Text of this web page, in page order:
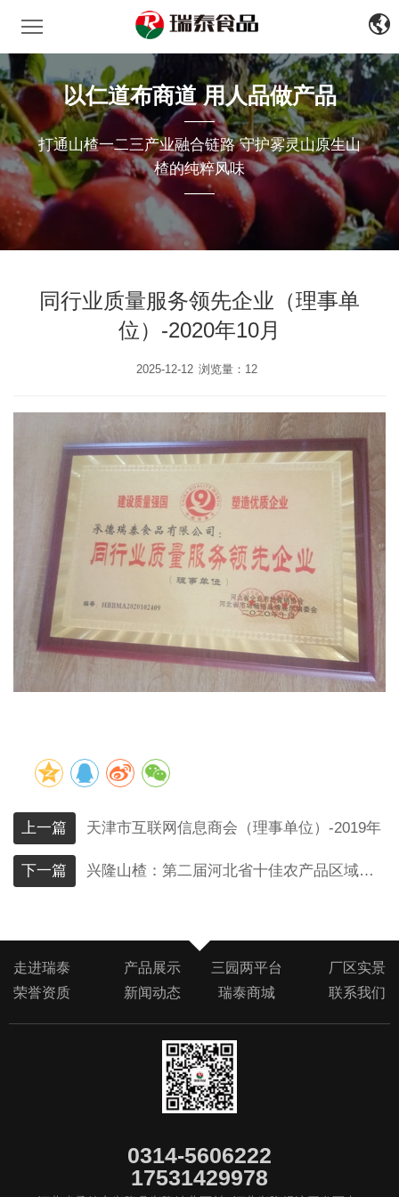
文
EN
瑞泰食品
以仁道布商道 用人品做产品
——
打通山楂一二三产业融合链路 守护雾灵山原生山
楂的纯粹风味
——
同行业质量服务领先企业（理事单
位）-2020年10月
2025-12-12 浏览量：12
上一篇 天津市互联网信息商会（理事单位）-2019年
下一篇 兴隆山楂：第二届河北省十佳农产品区域公用品牌-2017年9月
走进瑞泰 产品展示 三园两平台
厂区实景
荣誉资质
新闻动态 瑞泰商城 联系我们
0314-5606222
17531429978